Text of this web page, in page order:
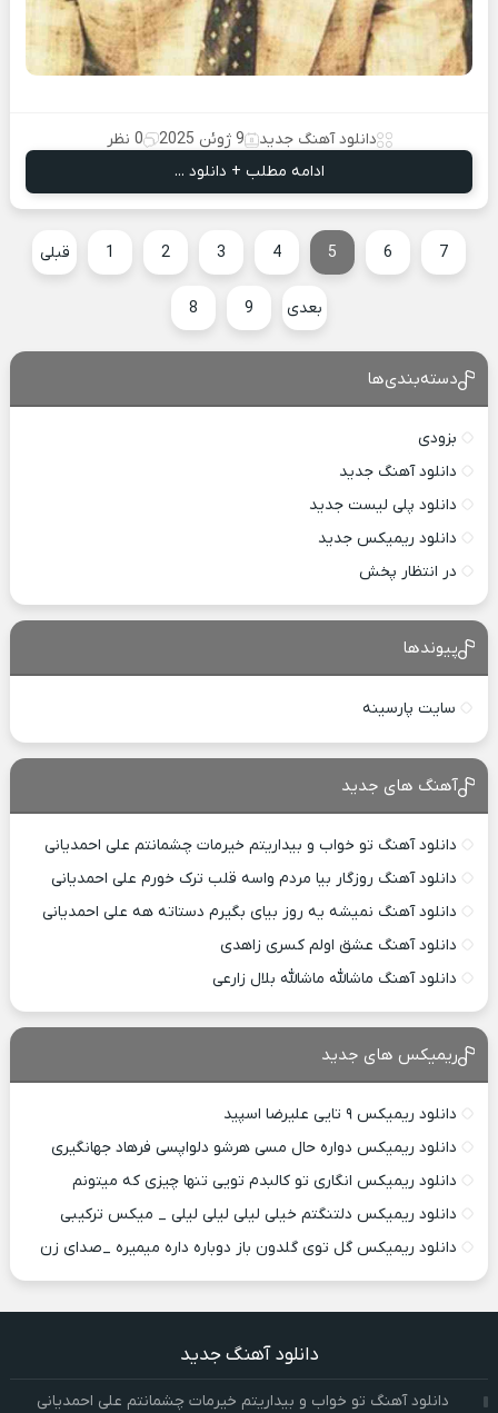
دانلود آهنگ جدید 9 ژوئن 2025
0 نظر
ادامه مطلب + دانلود ...
قبلی 1 2 3 4 5 6 7
8 9 بعدی
دسته‌بندی‌ها
بزودی
دانلود آهنگ جدید
دانلود پلی لیست جدید
دانلود ریمیکس جدید
در انتظار پخش
پیوندها
سایت پارسینه
آهنگ های جدید
دانلود آهنگ تو خواب و بیداریتم خیرمات چشمانتم علی احمدیانی
دانلود آهنگ روزگار بیا مردم واسه قلب ترک خورم علی احمدیانی
دانلود آهنگ نمیشه یه روز بیای بگیرم دستاته هه علی احمدیانی
دانلود آهنگ عشق اولم کسری زاهدی
دانلود آهنگ ماشالله ماشالله بلال زارعی
ریمیکس های جدید
دانلود ریمیکس ۹ تایی علیرضا اسپید
دانلود ریمیکس دواره حال مسی هرشو دلواپسی فرهاد جهانگیری
دانلود ریمیکس انگاری تو کالبدم تویی تنها چیزی که میتونم
دانلود ریمیکس دلتنگتم خیلی لیلی لیلی لیلی _ میکس ترکیبی
دانلود ریمیکس گل توی گلدون باز دوباره داره میمیره _صدای زن
دانلود آهنگ جدید
دانلود آهنگ تو خواب و بیداریتم خیرمات چشمانتم علی احمدیانی